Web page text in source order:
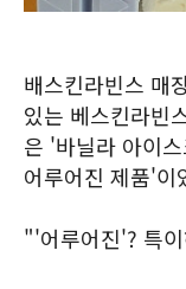
배스킨라빈스 매
있는 베스킨라빈
은 '바닐라 아이
어루어진 제품'이
"'어루어진'? 특